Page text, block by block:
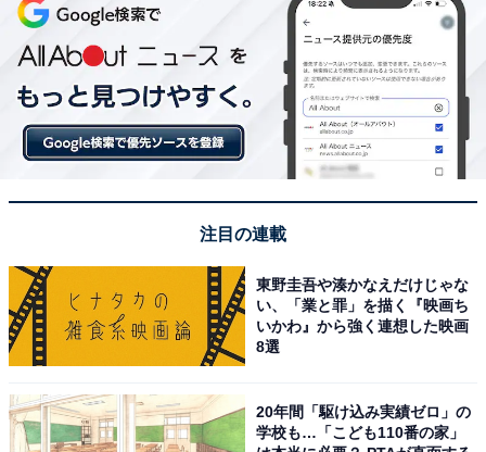
1位：ニセコビュープラザ（虻田郡ニセコ町）／36
票
羊蹄山を望む絶景ポイントに位置する「ニセコビュープ
ラザ」が1位に輝きました。直売所にはニセコ産の新鮮
な高原野菜がずらりと並び、その安さと質の良さで多く
の観光客を惹きつけています。チーズや乳製品などの加
工品も豊富で、ニセコの食の魅力を凝縮したラインナッ
プが特徴です。
回答者コメント
「地元野菜や乳製品、加工品まで種類が豊富で選ぶ
楽しさがあるため」（40代女性／愛知県）
注目の連載
東野圭吾や湊かなえだけじゃな
い、「業と罪」を描く『映画ち
いかわ』から強く連想した映画
8選
20年間「駆け込み実績ゼロ」の
学校も…「こども110番の家」